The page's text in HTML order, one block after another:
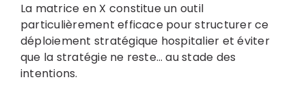
La matrice en X constitue un outil
particulièrement efficace pour structurer ce
déploiement stratégique hospitalier et éviter
que la stratégie ne reste… au stade des
intentions.